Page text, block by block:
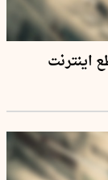
اینترنت